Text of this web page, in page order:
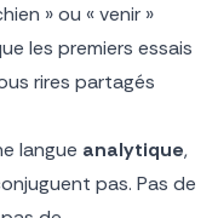
» ou « venir »
les premiers essais
rires partagés
langue analytique,
pas. Pas de